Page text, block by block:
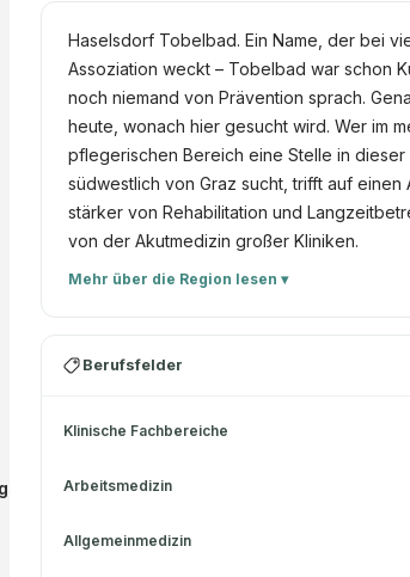
Haselsdorf Tobelbad. Ein Name, der bei
Assoziation weckt – Tobelbad war schon
noch niemand von Prävention sprach.
heute, wonach hier gesucht wird. Wer im
pflegerischen Bereich eine Stelle in dieser
südwestlich von Graz sucht, trifft auf einen
stärker von Rehabilitation und
von der Akutmedizin großer Kliniken.
Mehr über die Region lesen ▾
Berufsfelder
Klinische Fachbereiche
Arbeitsmedizin
Allgemeinmedizin